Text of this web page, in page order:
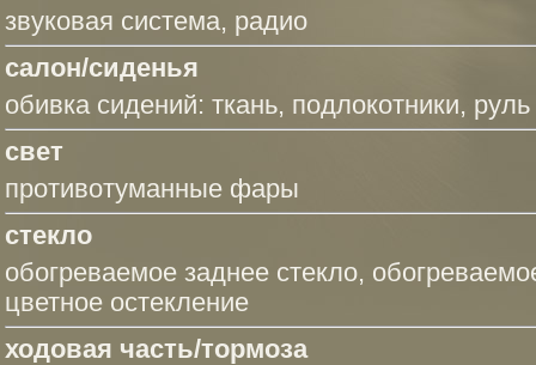
звуковая система, радио
салон/сиденья
обивка сидений: ткань, подлокотники,
свет
противотуманные фары
стекло
обогреваемое заднее стекло,
цветное остекление
ходовая часть/тормоза